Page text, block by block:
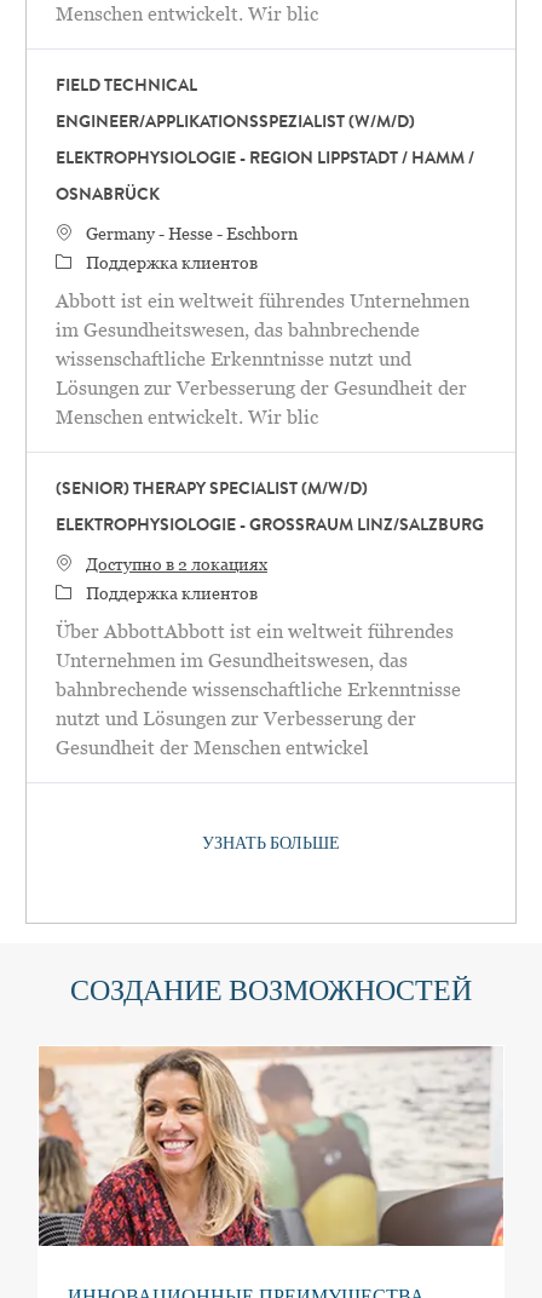
Menschen entwickelt. Wir blic
FIELD TECHNICAL
ENGINEER/APPLIKATIONSSPEZIALIST (W/M/D)
ELEKTROPHYSIOLOGIE - REGION LIPPSTADT / HAMM /
OSNABRÜCK
Местоположение
Germany - Hesse - Eschborn
категория
Поддержка клиентов
Abbott ist ein weltweit führendes Unternehmen
im Gesundheitswesen, das bahnbrechende
wissenschaftliche Erkenntnisse nutzt und
Lösungen zur Verbesserung der Gesundheit der
Menschen entwickelt. Wir blic
(SENIOR) THERAPY SPECIALIST (M/W/D)
ELEKTROPHYSIOLOGIE - GROSSRAUM LINZ/SALZBURG
Доступно в 2 локациях
категория
Поддержка клиентов
Über AbbottAbbott ist ein weltweit führendes
Unternehmen im Gesundheitswesen, das
bahnbrechende wissenschaftliche Erkenntnisse
nutzt und Lösungen zur Verbesserung der
Gesundheit der Menschen entwickel
УЗНАТЬ БОЛЬШЕ
СОЗДАНИЕ ВОЗМОЖНОСТЕЙ